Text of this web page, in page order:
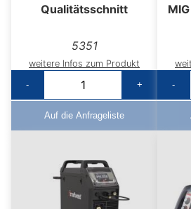
Qualitätsschnitt
5351
weitere Infos zum Produkt
-
+
Auf die Anfrageliste
-